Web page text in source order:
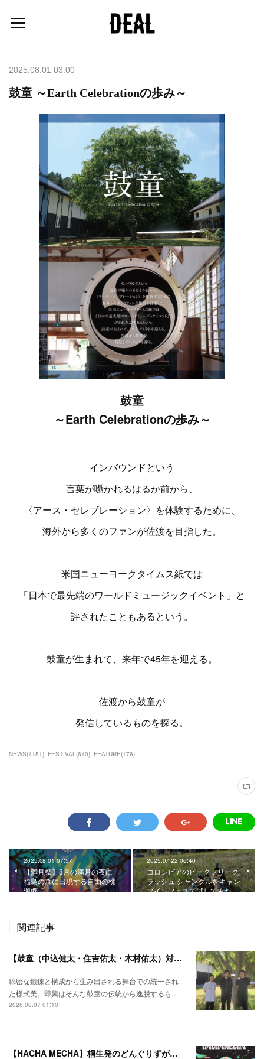
2025.08.01 03:00
鼓童 ～Earth Celebrationの歩み～
鼓童
～Earth Celebrationの歩み～
インバウンドという
言葉が囁かれるはるか前から、
〈アース・セレブレーション〉を体験するために、
海外から多くのファンが佐渡を目指した。
米国ニューヨークタイムス紙では
「日本で最先端のワールドミュージックイベント」と
評されたこともあるという。
鼓童が生まれて、来年で45年を迎える。
佐渡から鼓童が
発信しているものを探る。
NEWS(1151) FESTIVAL (610) FEATURE(176)
2025.08.01 07:57
【満月祭】8月の満月の夜に
福島の森に出現する自由の桃
源郷。
2025.07.22 06:40
コロンビアのピークフリーク
ラッシュ シャンダルをキャン
プインフェスで試してみた
関連記事
【鼓童（中込健太・住吉佑太・木村佑太）対談】即興で得られる新たな感覚。
綿密な鍛錬と構成から生み出される舞台での統一され
た様式美。即興はそんな鼓童の伝統から逸脱するも…
2026.08.07 01:10
【HACHA MECHA】桐生発のどんぐりずが桐生をハチャメチャに彩る。